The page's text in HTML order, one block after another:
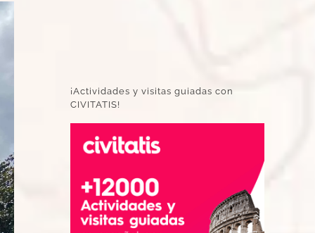
¡Actividades y visitas guiadas con
CIVITATIS!